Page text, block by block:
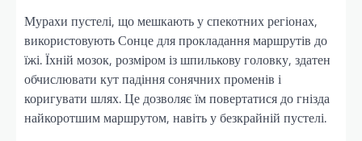
Мурахи пустелі, що мешкають у спекотних регіонах,
використовують Сонце для прокладання маршрутів до
їжі. Їхній мозок, розміром із шпилькову головку, здатен
обчислювати кут падіння сонячних променів і
коригувати шлях. Це дозволяє їм повертатися до гнізда
найкоротшим маршрутом, навіть у безкрайній пустелі.